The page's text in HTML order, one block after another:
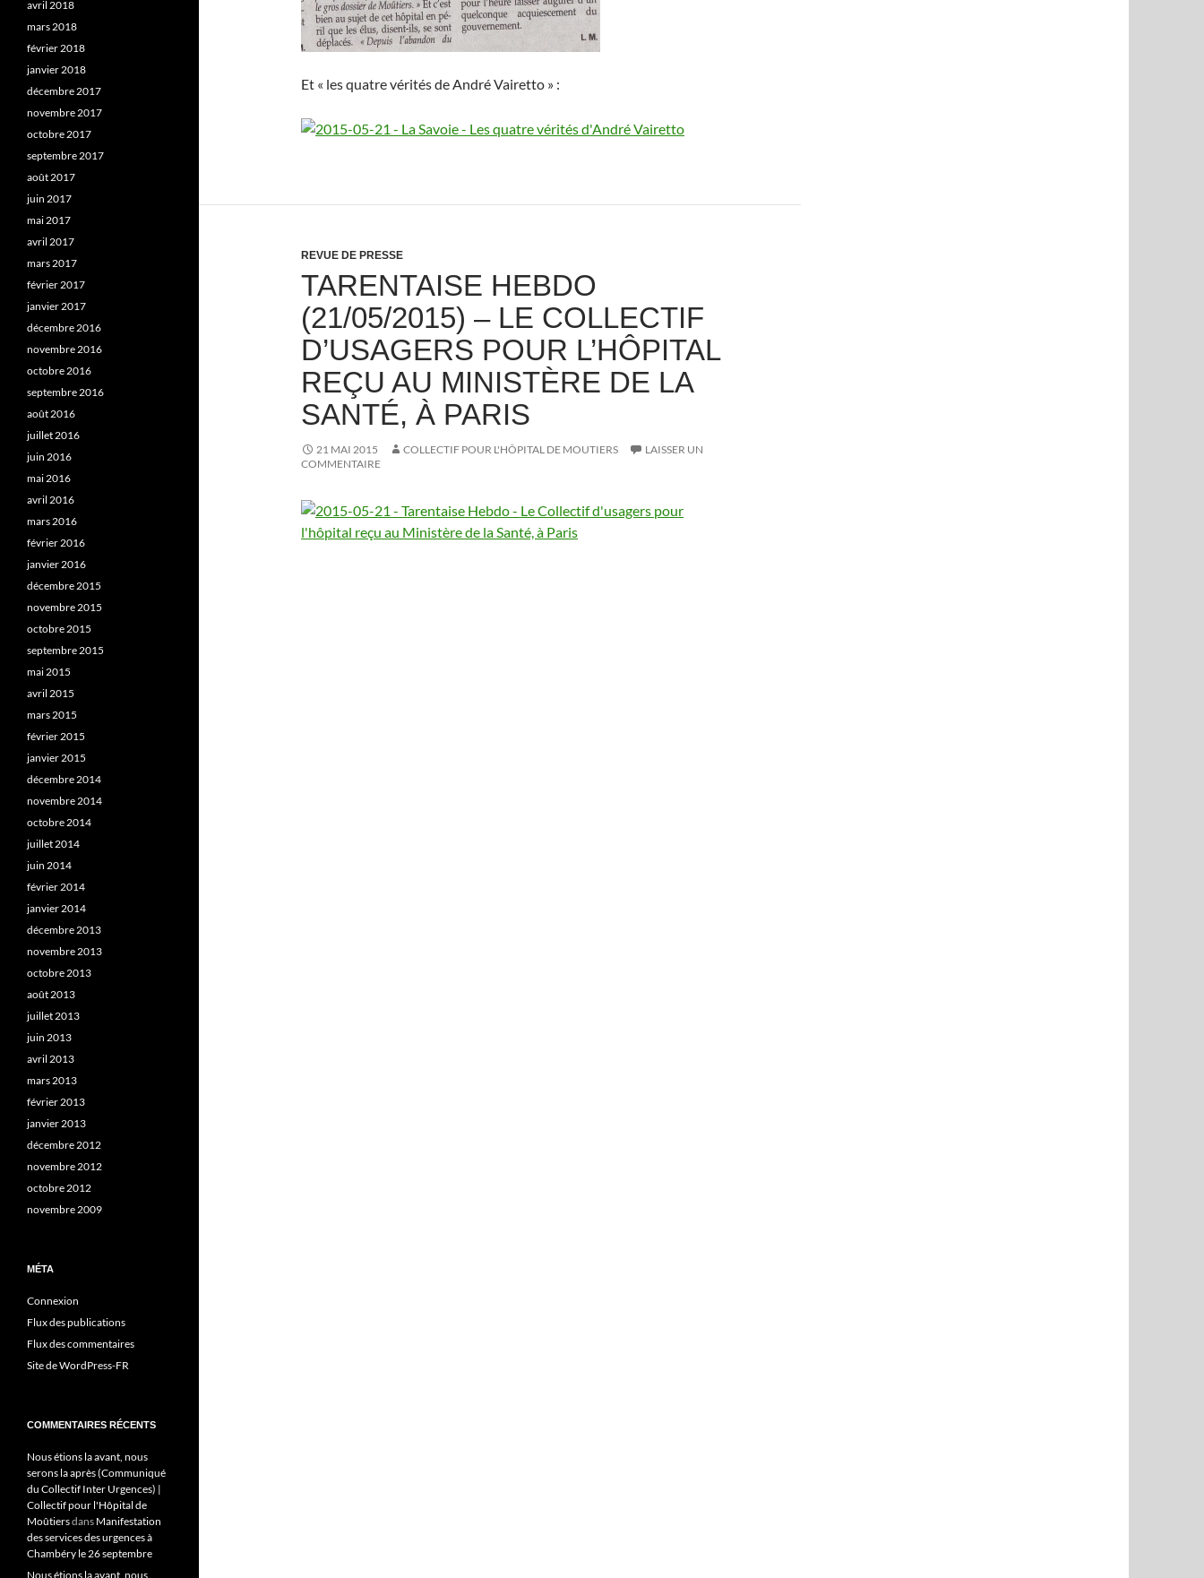
Et « les quatre vérités de André Vairetto » :
REVUE DE PRESSE
TARENTAISE HEBDO
(21/05/2015) – LE COLLECTIF
D’USAGERS POUR L’HÔPITAL
REÇU AU MINISTÈRE DE LA
SANTÉ, À PARIS
21 MAI 2015 COLLECTIF POUR L'HÔPITAL DE MOUTIERS
LAISSER UN
COMMENTAIRE
avril 2018
mars 2018
février 2018
janvier 2018
décembre 2017
novembre 2017
octobre 2017
septembre 2017
août 2017
juin 2017
mai 2017
avril 2017
mars 2017
février 2017
janvier 2017
décembre 2016
novembre 2016
octobre 2016
septembre 2016
août 2016
juillet 2016
juin 2016
mai 2016
avril 2016
mars 2016
février 2016
janvier 2016
décembre 2015
novembre 2015
octobre 2015
septembre 2015
mai 2015
avril 2015
mars 2015
février 2015
janvier 2015
décembre 2014
novembre 2014
octobre 2014
juillet 2014
juin 2014
février 2014
janvier 2014
décembre 2013
novembre 2013
octobre 2013
août 2013
juillet 2013
juin 2013
avril 2013
mars 2013
février 2013
janvier 2013
décembre 2012
novembre 2012
octobre 2012
novembre 2009
MÉTA
Connexion
Flux des publications
Flux des commentaires
Site de WordPress-FR
COMMENTAIRES RÉCENTS
Nous étions la avant, nous
serons la après (Communiqué
du Collectif Inter Urgences) |
Collectif pour l'Hôpital de
Moûtiersdans Manifestation
des services des urgences à
Chambéry le 26 septembre
Nous étions la avant, nous